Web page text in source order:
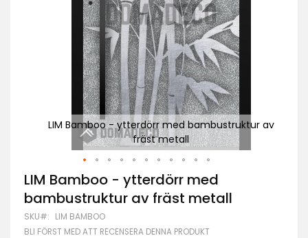
LIM Bamboo - ytterdörr med bambustruktur av
fräst metall
Hoppa
till
början
av
bildgalleriet
LIM Bamboo - ytterdörr med
bambustruktur av fräst metall
SKU LIM BAMBOO
BLI FÖRST MED ATT RECENSERA DENNA PRODUKT